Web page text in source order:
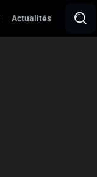
Actualités